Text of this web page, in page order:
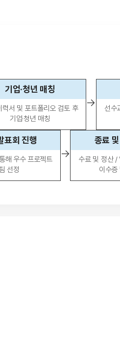
기업·청년 매칭
력서 및 포트폴리오 검토 후
기업·청년 매칭
→
선수
표회 진행
해 우수 프로젝트
팀 선정
→
종료
수료 및 정산 /
이수증